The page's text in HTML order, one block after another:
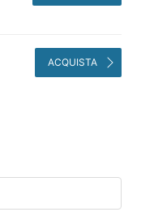
ACQUISTA